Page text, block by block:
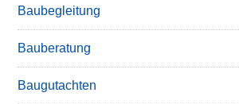
Baubegleitung
Bauberatung
Baugutachten